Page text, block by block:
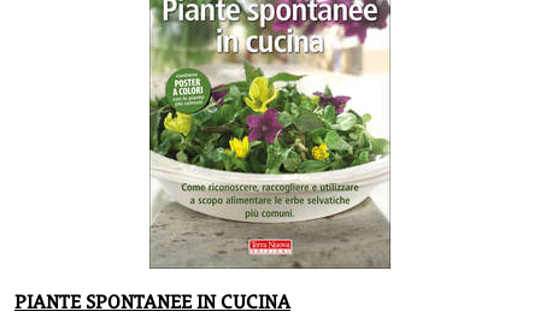
PIANTE SPONTANEE IN CUCINA